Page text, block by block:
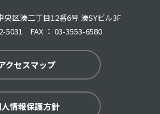
央区湊二丁目12番6号 湊SYビル3F
5031 FAX ： 03-3553-6580
クセスマップ
情報保護方針